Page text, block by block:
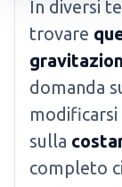
In diversi
trovare
domanda
sulla
completo